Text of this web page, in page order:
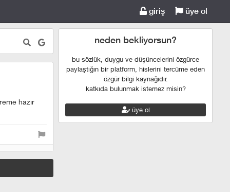
giriş üye ol
hazır
neden bekliyorsun?
bu sözlük, duygu ve düşüncelerini özgürce
paylaştığın bir platform, hislerini tercüme eden
özgür bilgi kaynağıdır.
katkıda bulunmak istemez misin?
üye ol